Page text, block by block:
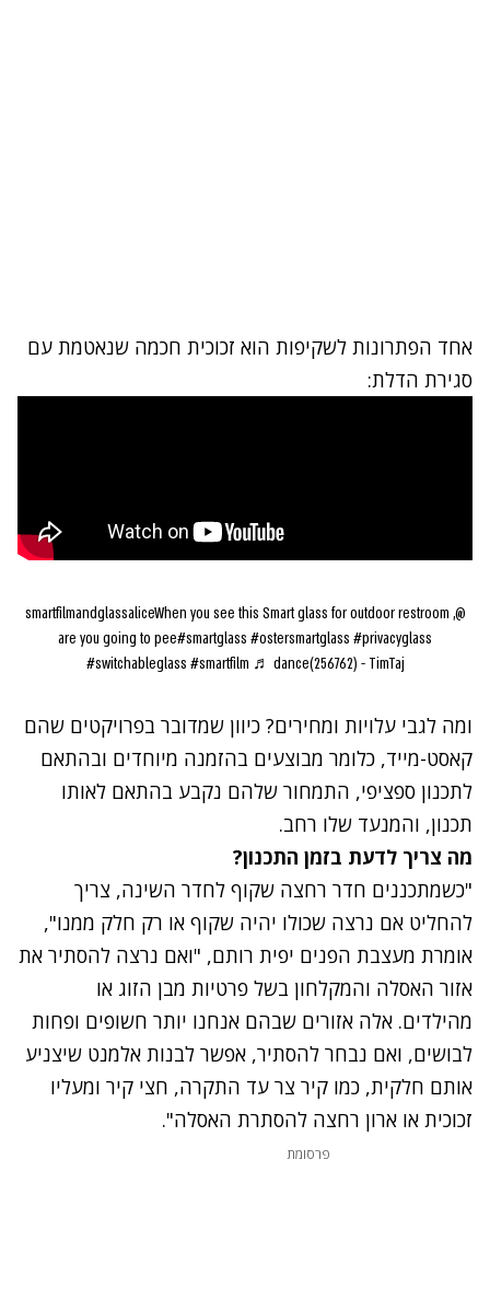
אחד הפתרונות לשקיפות הוא זכוכית חכמה שנאטמת עם
סגירת הדלת:
@smartfilmandglassalice
When you see this Smart glass for outdoor restroom ,
are you going to pee#smartglass #ostersmartglass #privacyglass
#switchableglass #smartfilm ♬ dance(256762) - TimTaj
ומה לגבי עלויות ומחירים? כיוון שמדובר בפרויקטים שהם
קאסט-מייד, כלומר מבוצעים בהזמנה מיוחדים ובהתאם
לתכנון ספציפי, התמחור שלהם נקבע בהתאם לאותו
תכנון, והמנעד שלו רחב.
מה צריך לדעת בזמן התכנון?
"כשמתכננים חדר רחצה שקוף לחדר השינה, צריך
להחליט אם נרצה שכולו יהיה שקוף או רק חלק ממנו",
אומרת מעצבת הפנים יפית רותם, "ואם נרצה להסתיר את
אזור האסלה והמקלחון בשל פרטיות מבן הזוג או
מהילדים. אלה אזורים שבהם אנחנו יותר חשופים ופחות
לבושים, ואם נבחר להסתיר, אפשר לבנות אלמנט שיצניע
אותם חלקית, כמו קיר צר עד התקרה, חצי קיר ומעליו
זכוכית או ארון רחצה להסתרת האסלה".
פרסומת